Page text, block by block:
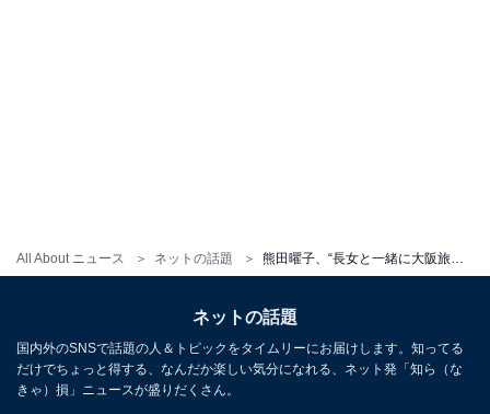
All About ニュース ネットの話題 熊田曜子、“長女と一緒に大阪旅行”プライベートショット公開「えーめっちゃ近くに熊田さん！」「良いホテル」
ネットの話題
国内外のSNSで話題の人＆トピックをタイムリーにお届けします。知ってる
だけでちょっと得する、なんだか楽しい気分になれる、ネット発「知ら（な
きゃ）損」ニュースが盛りだくさん。